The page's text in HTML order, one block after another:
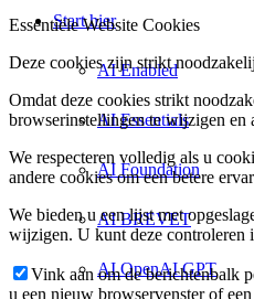
Start hier
AI Enabled
AI Essentials
AI Foundation
AI BREVET
AI OpenAI GPT
Essentiële Website Cookies
Deze cookies zijn strikt
Omdat deze cookies strikt
browserinstellingen te wijzigen en
We respecteren volledig als u
andere cookies om een betere
We bieden u een lijst met
wijzigen. U kunt deze controleren
Vink aan om de berichtenbalk
u een nieuw browservenster of